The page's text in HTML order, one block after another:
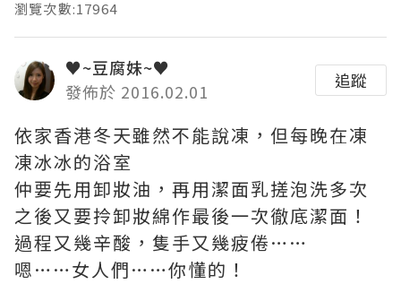
瀏覽次數:17964
♥~豆腐妹~♥
發佈於 2016.02.01
追蹤
依家香港冬天雖然不能說凍，但每晚在凍
凍冰冰的浴室
仲要先用卸妝油，再用潔面乳搓泡洗多次
之後又要拎卸妝綿作最後一次徹底潔面！
過程又幾辛酸，隻手又幾疲倦……
嗯……女人們……你懂的！